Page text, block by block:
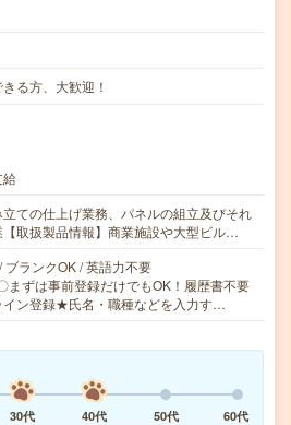
る方、大歓迎！
給
ての仕上げ業務、パネルの組立及びそれ
【取扱製品情報】商業施設や大型ビル…
ブランクOK / 英語力不要
ずは事前登録だけでもOK！履歴書不要
イン登録★氏名・職種などを入力す…
30代 40代 50代 60代